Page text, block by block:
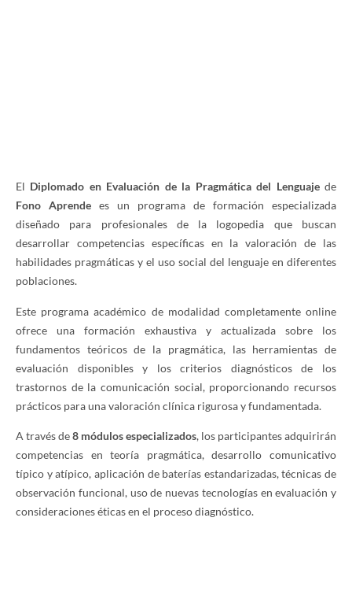
El Diplomado en Evaluación de la Pragmática del Lenguajede
Fono Aprende es un programa de formación especializada
diseñado para profesionales de la logopedia que buscan
desarrollar competencias específicas en la valoración de las
habilidades pragmáticas y el uso social del lenguaje en diferentes
poblaciones.
Este programa académico de modalidad completamente online
ofrece una formación exhaustiva y actualizada sobre los
fundamentos teóricos de la pragmática, las herramientas de
evaluación disponibles y los criterios diagnósticos de los
trastornos de la comunicación social, proporcionando recursos
prácticos para una valoración clínica rigurosa y fundamentada.
A través de8 módulos especializados, los participantes adquirirán
competencias en teoría pragmática, desarrollo comunicativo
típico y atípico, aplicación de baterías estandarizadas, técnicas de
observación funcional, uso de nuevas tecnologías en evaluación y
consideraciones éticas en el proceso diagnóstico.